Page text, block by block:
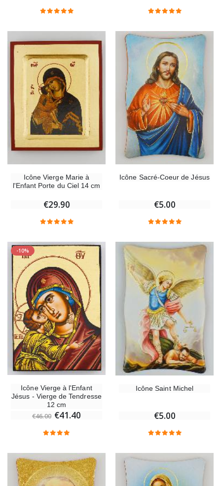
Icône Vierge Marie à
l'Enfant Porte du Ciel 14 cm
€29.90
Icône Sacré-Coeur de Jésus
€5.00
-10%
Icône Vierge à l'Enfant
Jésus - Vierge de Tendresse
12 cm
€46.00 €41.40
Icône Saint Michel
€5.00